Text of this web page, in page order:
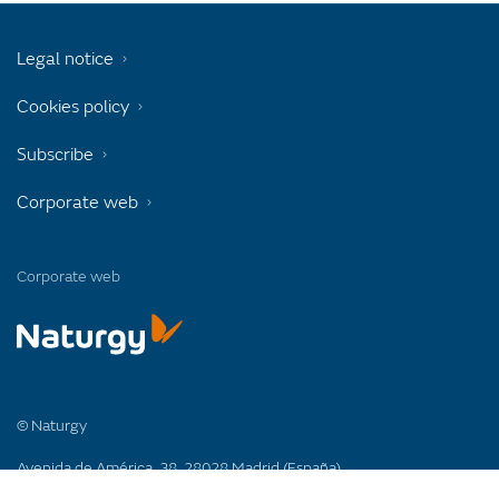
Corporate web
© Naturgy
Avenida de América, 38. 28028 Madrid (España)
Legal notice
Cookies policy
Subscribe
Corporate web